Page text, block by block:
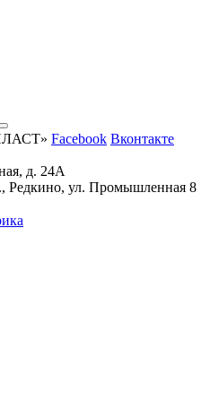
Facebook Вконтакте
д. 24А
Редкино, ул. Промышленная 8